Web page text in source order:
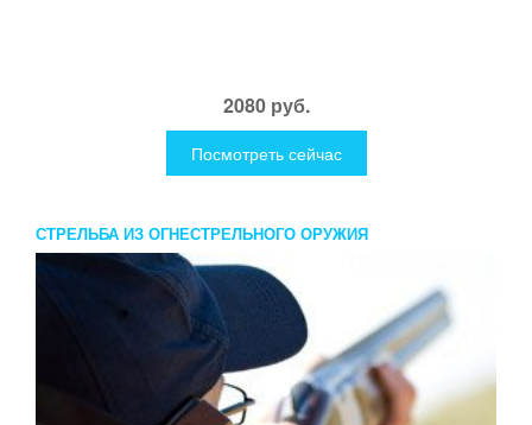
2080 руб.
Посмотреть сейчас
СТРЕЛЬБА ИЗ ОГНЕСТРЕЛЬНОГО ОРУЖИЯ